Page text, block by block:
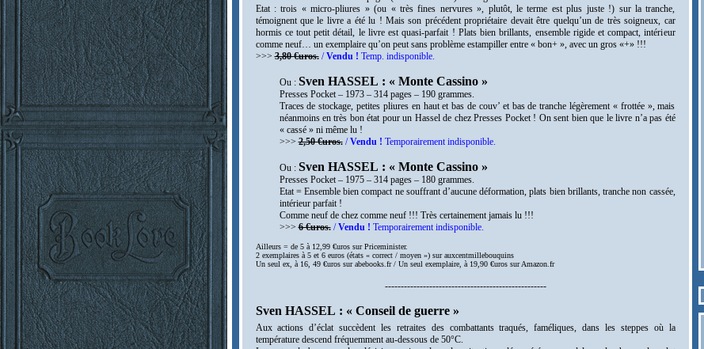
Etat : trois « micro-pliures » (ou « très fines nervures », plutôt, le terme est plus juste !) sur la tranche,
témoignent que le livre a été lu ! Mais son précédent propriétaire devait être quelqu’un de très soigneux, car
hormis ce tout petit détail, le livre est quasi-parfait ! Plats bien brillants, ensemble rigide et compact, intérieur
comme neuf… un exemplaire qu’on peut sans problème estampiller entre « bon+ », avec un gros «+» !!!
>>>3,80 €uros. /Vendu ! Temp. indisponible.
Ou : Sven HASSEL : « Monte Cassino »
Presses Pocket – 1973 – 314 pages – 190 grammes.
Traces de stockage, petites pliures en haut et bas de couv’ et bas de tranche légèrement « frottée », mais
néanmoins en très bon état pour un Hassel de chez Presses Pocket ! On sent bien que le livre n’a pas été
« cassé » ni même lu !
>>>2,50 €uros. /Vendu ! Temporairement indisponible.
Ou : Sven HASSEL : « Monte Cassino »
Presses Pocket – 1975 – 314 pages – 180 grammes.
Etat = Ensemble bien compact ne souffrant d’aucune déformation, plats bien brillants, tranche non cassée,
intérieur parfait !
Comme neuf de chez comme neuf !!! Très certainement jamais lu !!!
>>>6 €uros. /Vendu ! Temporairement indisponible.
Ailleurs = de 5 à 12,99 €uros sur Priceminister.
2 exemplaires à 5 et 6 euros (états « correct / moyen ») sur auxcentmillebouquins
Un seul ex, à 16, 49 €uros sur abebooks.fr / Un seul exemplaire, à 19,90 €uros sur Amazon.fr
---------------------------------------------------
Sven HASSEL : « Conseil de guerre »
Aux actions d’éclat succèdent les retraites des combattants traqués, faméliques, dans les steppes où la
température descend fréquemment au-dessous de 50°C.